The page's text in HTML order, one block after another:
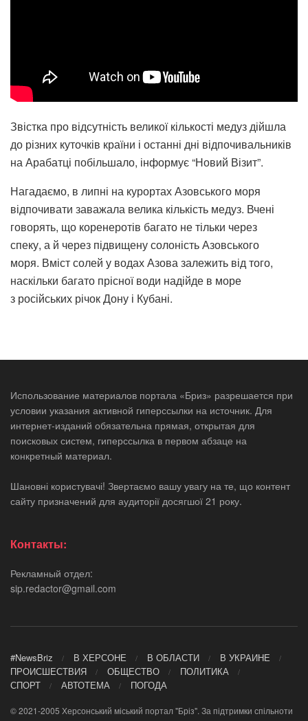
Звістка про відсутність великої кількості медуз дійшла
до різних куточків країни і останні дні відпочивальників
на Арабатці побільшало, інформує “Новий Візит”.
Нагадаємо, в липні на курортах Азовського моря
відпочивати заважала велика кількість медуз. Вчені
говорять, що коренеротів багато не тільки через
спеку, а й через підвищену солоність Азовського
моря. Вміст солей у водах Азова залежить від того,
наскільки багато прісної води надійде в море
з російських річок Дону і Кубані.
Использование материалов портала «Бриз» разрешается при
условии указания активной гиперссылки на источник. Для
интернет-изданий обязательна прямая, открытая для
поисковых систем, гиперссылка в первом абзаце на
конкретный материал.
Шановні користувачі! Звертаємо вашу увагу на те, що контент
сайту призначений для аудиторії досягшої 21 року.
Контакты:
Рекламный отдел:
sip.redactor@gmail.com
#NewsBriz В ХЕРСОНЕ В ОБЛАСТИ
В УКРАИНЕ
ПРОИСШЕСТВИЯ
ОБЩЕСТВО
ПОЛИТИКА
СПОРТ
АВТОТЕМА ПОГОДА
© 2021-2005 Херсонський міський портал "Бріз". За підтримки спільноти